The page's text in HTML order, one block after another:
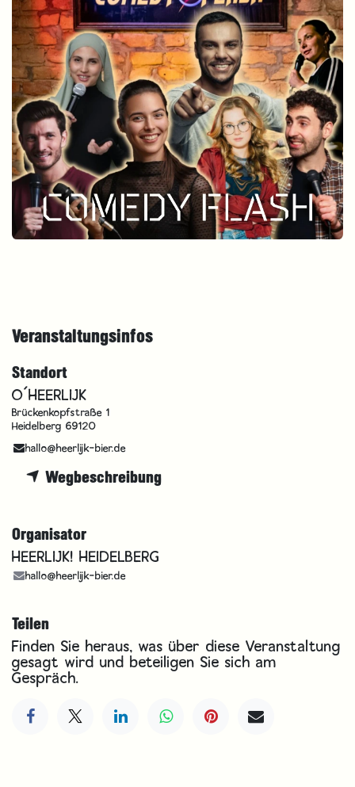
Veranstaltungsinfos
Standort
O´HEERLIJK
Brückenkopfstraße 1
Heidelberg 69120
hallo@heerlijk-bier.de
Wegbeschreibung
Organisator
HEERLIJK! HEIDELBERG
hallo@heerlijk-bier.de
Teilen
Finden Sie heraus, was über diese Veranstaltung
gesagt wird und beteiligen Sie sich am
Gespräch.